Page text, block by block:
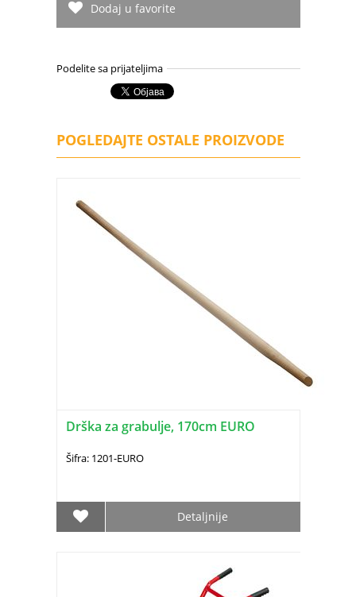
Dodaj u favorite
Podelite sa prijateljima
POGLEDAJTE OSTALE PROIZVODE
Drška za grabulje, 170cm EURO
Šifra: 1201-EURO
Detaljnije